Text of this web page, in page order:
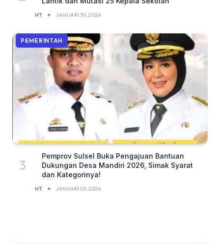
HT JANUARI 30, 2026
PEMERINTAH
Pemprov Sulsel Buka Pengajuan Bantuan
Dukungan Desa Mandiri 2026, Simak Syarat
dan Kategorinya!
HT JANUARI 25, 2026